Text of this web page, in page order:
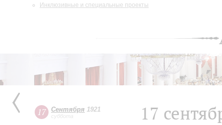
Инклюзивные и специальные проекты
17 Сентября 1921
суббота 17